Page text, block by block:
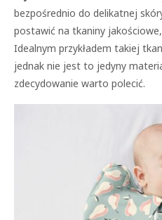
bezpośrednio do delikatnej
postawić na tkaniny
Idealnym przykładem takiej
jednak nie jest to jedyny
zdecydowanie warto polecić.